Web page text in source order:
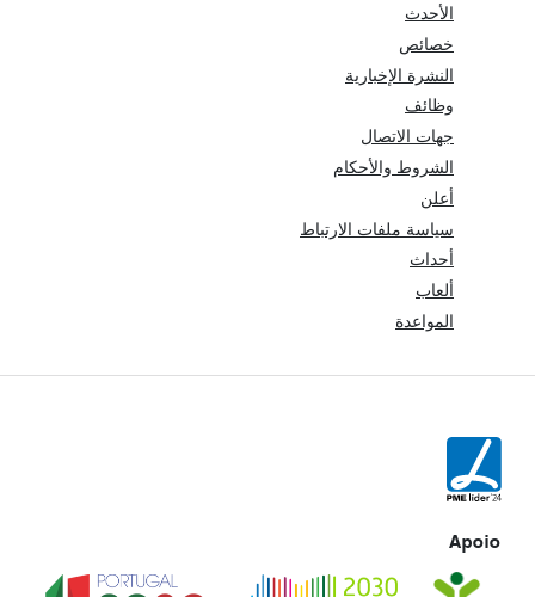
الأحدث
خصائص
النشرة الإخبارية
وظائف
جهات الاتصال
الشروط والأحكام
أعلن
سياسة ملفات الارتباط
أحداث
ألعاب
المواعدة
Apoio